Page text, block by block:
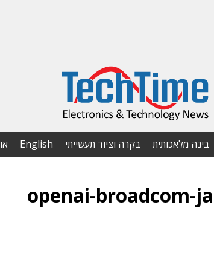
בינה מלאכותית בקרה וציוד תעשייתי English
openai-broadcom-